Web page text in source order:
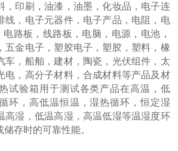
，印刷，油漆，油墨，化妆品， 电子连
线，电子元器件，电子产品，电阻，电
电路板，线路板，电脑，电源，电池，
五金电子，塑胶电子，塑胶，塑料，橡
车，船舶，建材，陶瓷，光伏组件，太
电，高分子材料，合成材料等产品及材
试验箱 用于测试各类产品在高温，低
环，高低温恒温，湿热循环，恒定湿
高湿，低温高湿，高温低湿等温湿度环
储存时的可靠性能。